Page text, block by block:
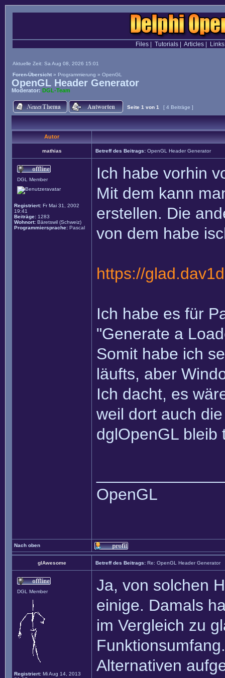
Files| Tutorials| Articles| Links
Aktuelle Zeit: Sa Aug 08, 2026 15:01
Foren-Übersicht » Programmierung » OpenGL
OpenGL Header Generator
Moderator: DGL-Team
Seite 1 von 1 [ 4 Beiträge ]
Autor
mathias Betreff des Beitrags: OpenGL Header Generator
DGL Member
Registriert: Fr Mai 31, 2002
19:41
Beiträge: 1283
Wohnort: Bäretswil (Schweiz)
Programmiersprache: Pascal
Ich habe vorhin
Mit dem kann
erstellen. Die
von dem habe
https://
Ich habe es für
"Generate a
Somit habe ich
läufts, aber
Ich dacht, es
weil dort auch
dglOpenGL bleib
OpenGL
Nach oben
glAwesome Betreff des Beitrags: Re: OpenGL Header Generator
DGL Member
Registriert: Mi Aug 14, 2013
Ja, von solchen
einige. Damals
im Vergleich zu
Alternativen